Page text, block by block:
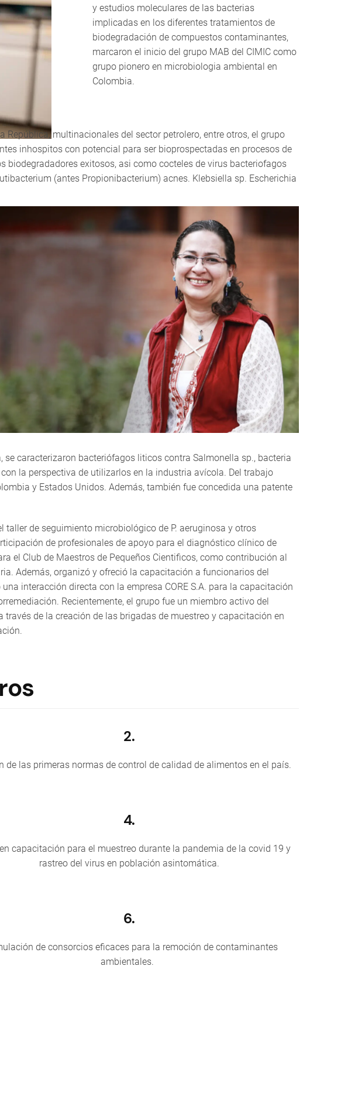
y estudios moleculares de las bacterias
implicadas en los diferentes tratamientos de
biodegradación de compuestos contaminantes,
marcaron el inicio del grupo MAB del CIMIC como
grupo pionero en microbiologia ambiental en
Colombia.
República, multinacionales del sector petrolero, entre otros, el grupo
inhospitos con potencial para ser bioprospectadas en procesos de
exitosos, asi como cocteles de virus bacteriofagos
(antes Propionibacterium) acnes. Klebsiella sp. Escherichia
se caracterizaron bacteriófagos liticos contra Salmonella sp., bacteria
la perspectiva de utilizarlos en la industria avícola. Del trabajo
y Estados Unidos. Además, también fue concedida una patente
de seguimiento microbiológico de P. aeruginosa y otros
de profesionales de apoyo para el diagnóstico clínico de
el Club de Maestros de Pequeños Cientificos, como contribución al
Además, organizó y ofreció la capacitación a funcionarios del
interacción directa con la empresa CORE S.A. para la capacitación
Recientemente, el grupo fue un miembro activo del
de la creación de las brigadas de muestreo y capacitación en
2.
de las primeras normas de control de calidad de alimentos en el país.
4.
capacitación para el muestreo durante la pandemia de la covid 19 y
rastreo del virus en población asintomática.
6.
de consorcios eficaces para la remoción de contaminantes
ambientales.